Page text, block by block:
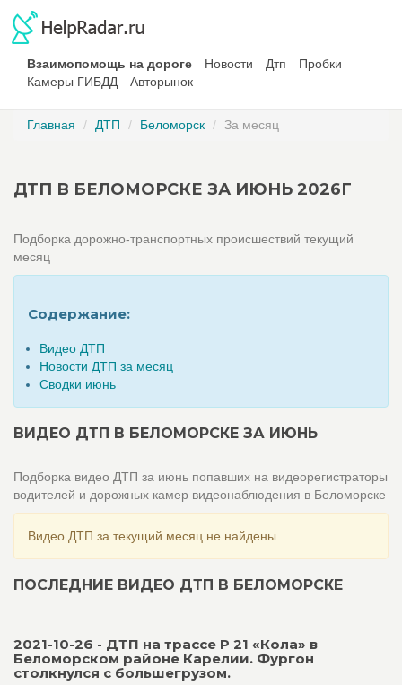
Взаимопомощь на дороге Новости Дтп
Пробки
Камеры ГИБДД
Авторынок
Главная ДТП Беломорск За месяц
ДТП В БЕЛОМОРСКЕ ЗА ИЮНЬ 2026Г
Подборка дорожно-транспортных происшествий текущий
месяц
Содержание:
Видео ДТП
Новости ДТП за месяц
Сводки июнь
ВИДЕО ДТП В БЕЛОМОРСКЕ ЗА ИЮНЬ
Подборка видео ДТП за июнь попавших на видеорегистраторы
водителей и дорожных камер видеонаблюдения в Беломорске
Видео ДТП за текущий месяц не найдены
ПОСЛЕДНИЕ ВИДЕО ДТП В БЕЛОМОРСКЕ
2021-10-26 - ДТП на трассе Р 21 «Кола» в
Беломорском районе Карелии. Фургон
столкнулся с большегрузом.